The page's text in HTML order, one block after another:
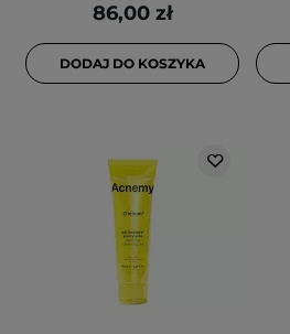
86,00 zł
DODAJ DO KOSZYKA